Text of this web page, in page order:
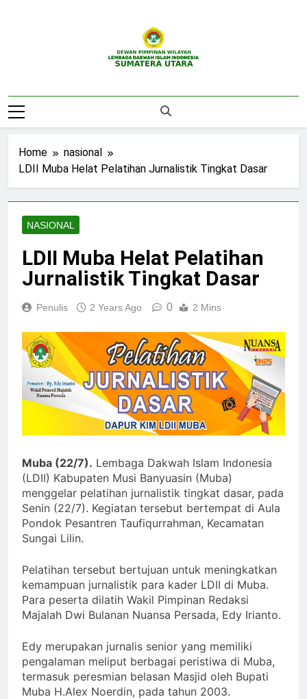
DPW LDII
Sumatera Utara
Home
nasional
LDII Muba Helat Pelatihan Jurnalistik Tingkat Dasar
NASIONAL
LDII Muba Helat Pelatihan
Jurnalistik Tingkat Dasar
Penulis 2 Years Ago 0 2 Mins
Muba (22/7). Lembaga Dakwah Islam Indonesia
(LDII) Kabupaten Musi Banyuasin (Muba)
menggelar pelatihan jurnalistik tingkat dasar, pada
Senin (22/7). Kegiatan tersebut bertempat di Aula
Pondok Pesantren Taufiqurrahman, Kecamatan
Sungai Lilin.
Pelatihan tersebut bertujuan untuk meningkatkan
kemampuan jurnalistik para kader LDII di Muba.
Para peserta dilatih Wakil Pimpinan Redaksi
Majalah Dwi Bulanan Nuansa Persada, Edy Irianto.
Edy merupakan jurnalis senior yang memiliki
pengalaman meliput berbagai peristiwa di Muba,
termasuk peresmian belasan Masjid oleh Bupati
Muba H.Alex Noerdin, pada tahun 2003.